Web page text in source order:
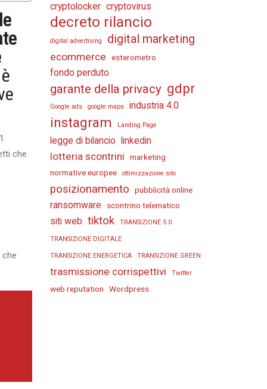
che
che
cryptolocker cryptovirus
decreto rilancio
digital advertising digital marketing
ecommerce esterometro
fondo perduto
garante della privacy gdpr
Google ads google maps industria 4.0
instagram Landing Page
legge di bilancio linkedin
lotteria scontrini
marketing
normative europee
ottimizzazione sito
posizionamento pubblicità online
ransomware scontrino telematico
siti web tiktok TRANSIZIONE 5.0
TRANSIZIONE DIGITALE
TRANSIZIONE ENERGETICA TRANSIZIONE GREEN
trasmissione corrispettivi Twitter
web reputation Wordpress